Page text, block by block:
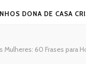
DONA DE CASA
Mulheres: 60 Frases para